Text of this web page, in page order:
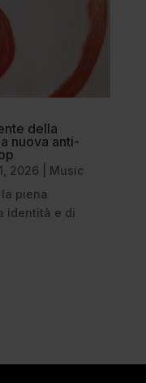
della
nuova anti-
2026
Music
piena
identità e di